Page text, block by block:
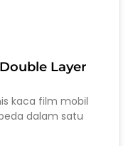
Layer
kaca film mobil
dalam satu